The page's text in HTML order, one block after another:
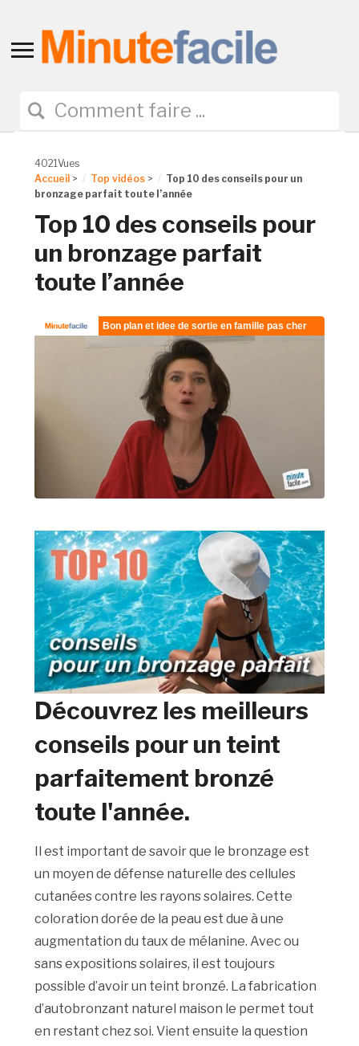
Toggle
navigation
4021Vues
Accueil > Top vidéos >
Top 10 des conseils pour un
bronzage parfait toute l’année
Top 10 des conseils pour
un bronzage parfait
toute l’année
Découvrez les meilleurs
conseils pour un teint
parfaitement bronzé
toute l'année.
Il est important de savoir que le bronzage est
un moyen de défense naturelle des cellules
cutanées contre les rayons solaires. Cette
coloration dorée de la peau est due à une
augmentation du taux de mélanine. Avec ou
sans expositions solaires, il est toujours
possible d’avoir un teint bronzé. La fabrication
d’autobronzant naturel maison le permet tout
en restant chez soi. Vient ensuite la question